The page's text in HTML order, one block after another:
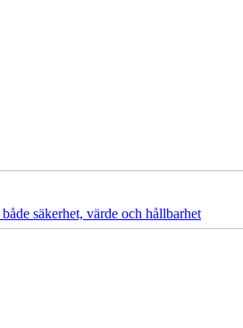
säkerhet, värde och hållbarhet